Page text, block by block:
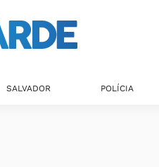
SALVADOR POLÍCIA